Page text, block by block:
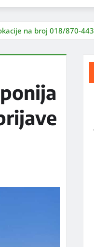
na broj 018/870-443